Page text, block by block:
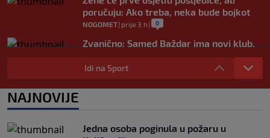
poručuju: Ako treba, neka bude bojkot
NOGOMET| prije 3 h | 0
Zvanično: Samed Baždar ima novi klub,
zadužio broj sa velikom "težinom"
NOGOMET|prije 5 h
Prije nekoliko godina zaludjela je
Idi na Sport
NAJNOVIJE
Jedna osoba poginula u požaru u